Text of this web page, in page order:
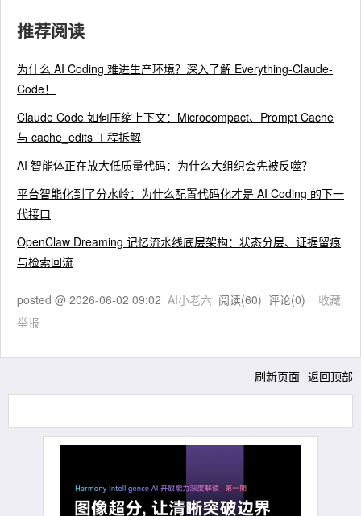
推荐阅读
为什么 AI Coding 难进生产环境？深入了解 Everything-Claude-
Code！
Claude Code 如何压缩上下文：Microcompact、Prompt Cache
与 cache_edits 工程拆解
AI 智能体正在放大低质量代码：为什么大组织会先被反噬？
平台智能化到了分水岭：为什么配置代码化才是 AI Coding 的下一
代接口
OpenClaw Dreaming 记忆流水线底层架构：状态分层、证据留痕
与检索回流
posted @ 2026-06-02 09:02 AI小老六 阅读(60) 评论(0) 收藏
举报
刷新页面 返回顶部